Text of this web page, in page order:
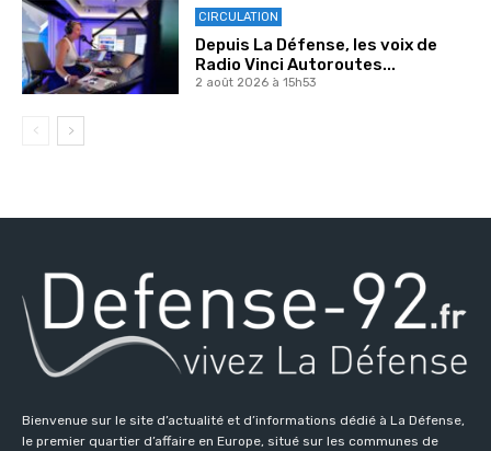
CIRCULATION
Depuis La Défense, les voix de
Radio Vinci Autoroutes...
2 août 2026 à 15h53
Bienvenue sur le site d’actualité et d’informations dédié à La Défense,
le premier quartier d’affaire en Europe, situé sur les communes de